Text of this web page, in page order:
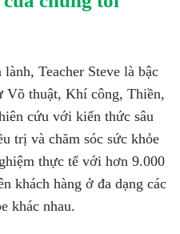
Teacher Steve là bậc
Võ thuật, Khí công, Thiền,
cứu với kiến thức sâu
trị và chăm sóc sức khỏe
thực tế với hơn 9.000
khách hàng ở đa dạng các
khác nhau.